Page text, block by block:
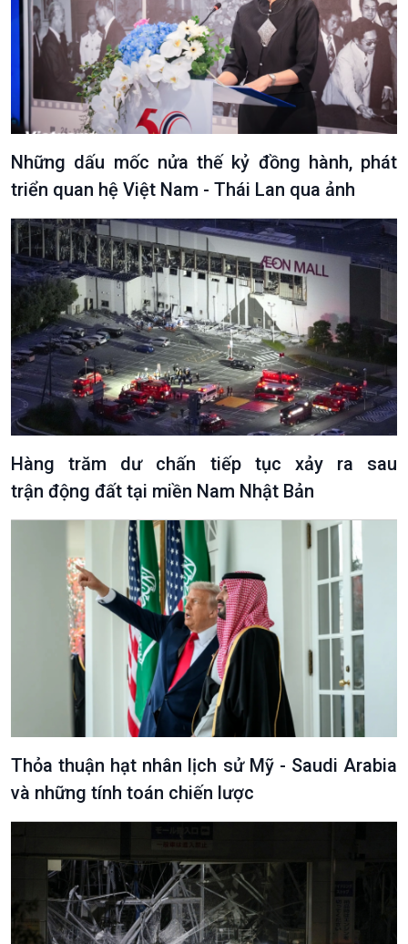
Xã hội
Tin Đời sống & Xã hội
360 độ Sức khỏe
Chuyển đổi Xanh
Tài nguyên và Môi trường
Chuyên gia của bạn
Xã hội chuyển động
Bước chân đến trường
Khoa học & Công nghệ
Tin Khoa học & Công nghệ
Kết nối công nghệ
Sống chung với biến đổi
khí hậu
Những dấu mốc nửa thế kỷ đồng hành, phát
triển quan hệ Việt Nam - Thái Lan qua ảnh
Hàng trăm dư chấn tiếp tục xảy ra sau
trận động đất tại miền Nam Nhật Bản
Thỏa thuận hạt nhân lịch sử Mỹ - Saudi Arabia
và những tính toán chiến lược